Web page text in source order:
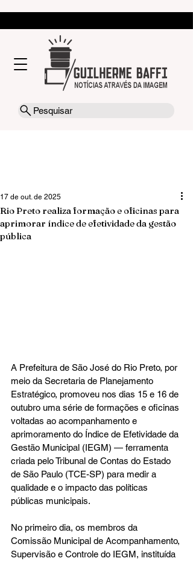
Pesquisar
Rio Preto realiza formação e oficinas para
aprimorar índice de efetividade da gestão
pública
17 de out. de 2025
A Prefeitura de São José do Rio Preto, por
meio da Secretaria de Planejamento
Estratégico, promoveu nos dias 15 e 16 de
outubro uma série de formações e oficinas
voltadas ao acompanhamento e
aprimoramento do Índice de Efetividade da
Gestão Municipal (IEGM) — ferramenta
criada pelo Tribunal de Contas do Estado
de São Paulo (TCE-SP) para medir a
qualidade e o impacto das políticas
públicas municipais.
No primeiro dia, os membros da
Comissão Municipal de Acompanhamento,
Supervisão e Controle do IEGM, instituída